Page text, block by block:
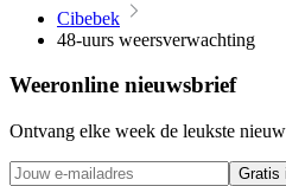
Cibebek
48-uurs weersverwachting
Weeronline nieuwsbrief
Ontvang elke week de leukste
Gratis